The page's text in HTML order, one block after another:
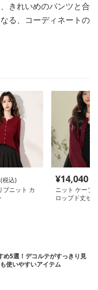
きれいめのパンツと合
る、コーディネートの
(税込)
ブニット カ
¥14,040
ニット ケーブ
ロップド丈セ
め5選！デコルテがすっきり見
使いやすいアイテム